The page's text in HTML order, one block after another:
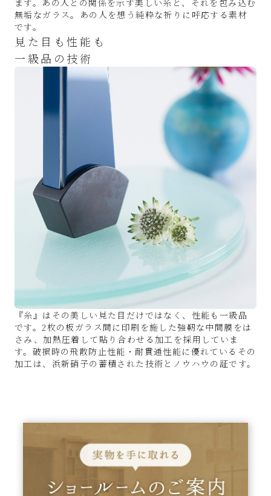
無垢なガラス。あの人を想う純粋な祈りに呼応する素材
です。
見た目も性能も
一級品の技術
『糸』はその美しい見た目だけではなく、性能も一級品
です。2枚の板ガラス間に印刷を施した強靭な中間膜をは
さみ、加熱圧着して貼り合わせる加工を採用していま
す。破損時の飛散防止性能・耐貫通性能に優れているその
加工は、浜新硝子の蓄積された技術とノウハウの証です。